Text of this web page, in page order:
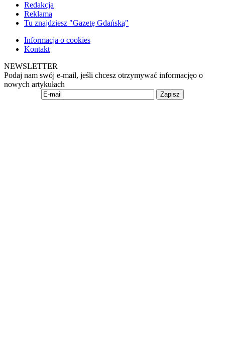
Redakcja
Reklama
Tu znajdziesz "Gazetę Gdańską"
Informacja o cookies
Kontakt
NEWSLETTER
Podaj nam swój e-mail, jeśli chcesz otrzymywać informacjęo o
nowych artykułach
Zapisz